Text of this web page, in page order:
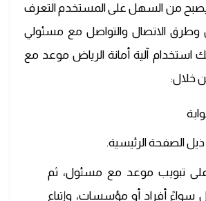
يصبح من السهل على المستخدم التعرف
الاتصال والتواصل مع مسئولي
استخدام آلية أمانة الرياض موعد مع
خلال:
الصفحة الرئيسية.
على تبويب موعد مع مسئول، ثم
سواءً أفراد أو مؤسسات، وإتباع